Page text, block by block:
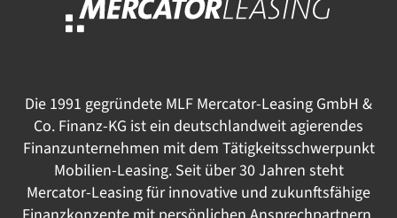
Die 1991 gegründete MLF Mercator-Leasing GmbH &
Co. Finanz-KG ist ein deutschlandweit agierendes
Finanzunternehmen mit dem Tätigkeitsschwerpunkt
Mobilien-Leasing. Seit über 30 Jahren steht
Mercator-Leasing für innovative und zukunftsfähige